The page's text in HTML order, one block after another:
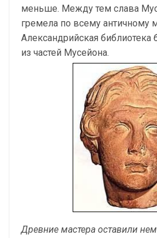
меньше. Между тем слава
гремела по всему античному
Александрийская
из частей Мусейона.
Древние мастера оставили